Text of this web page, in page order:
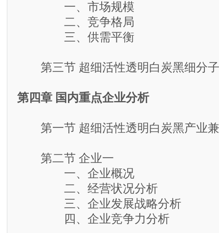
一、市场规模
二、竞争格局
三、供需平衡
第三节 超细活性透明白炭黑细分子
第四章 国内重点企业分析
第一节 超细活性透明白炭黑产业兼
第二节 企业一
一、企业概况
二、经营状况分析
三、企业发展战略分析
四、企业竞争力分析